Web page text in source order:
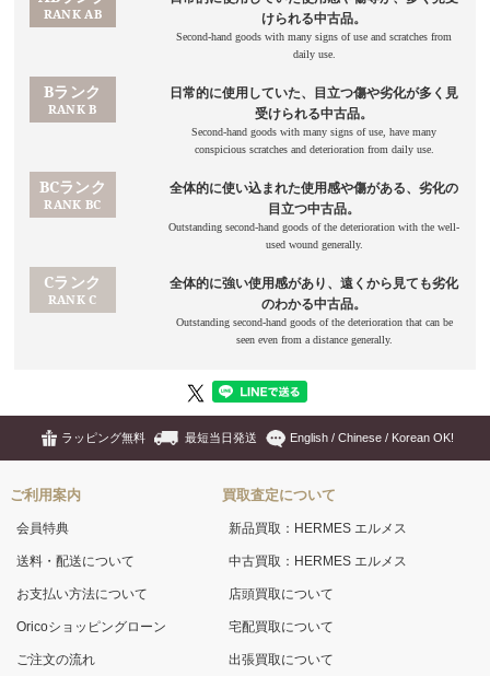
ラッピング無料 最短当日発送 English / Chinese / Korean OK!
ご利用案内
会員特典
送料・配送について
お支払い方法について
Oricoショッピングローン
ご注文の流れ
買取査定について
新品買取：HERMES エルメス
中古買取：HERMES エルメス
店頭買取について
宅配買取について
出張買取について